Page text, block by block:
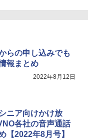
らの申し込みでも
報まとめ
2022年8月12日
ニア向けかけ放
各社の音声通話
【2022年8月号】